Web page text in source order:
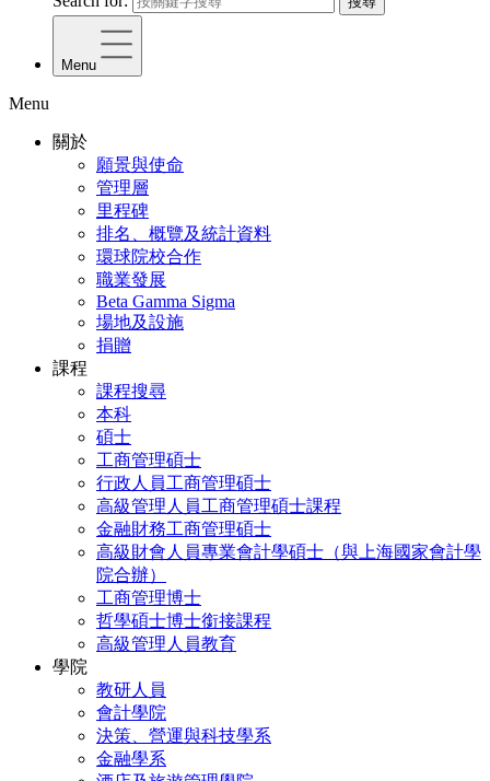
Menu
Menu
關於
願景與使命
管理層
里程碑
排名、概覽及統計資料
環球院校合作
職業發展
Beta Gamma Sigma
場地及設施
捐贈
課程
課程搜尋
本科
碩士
工商管理碩士
行政人員工商管理碩士
高級管理人員工商管理碩士課程
金融財務工商管理碩士
高級財會人員專業會計學碩士（與上海國家會計學
院合辦）
工商管理博士
哲學碩士博士銜接課程
高級管理人員教育
學院
教研人員
會計學院
決策、營運與科技學系
金融學系